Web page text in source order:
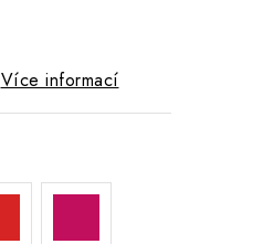
Více informací